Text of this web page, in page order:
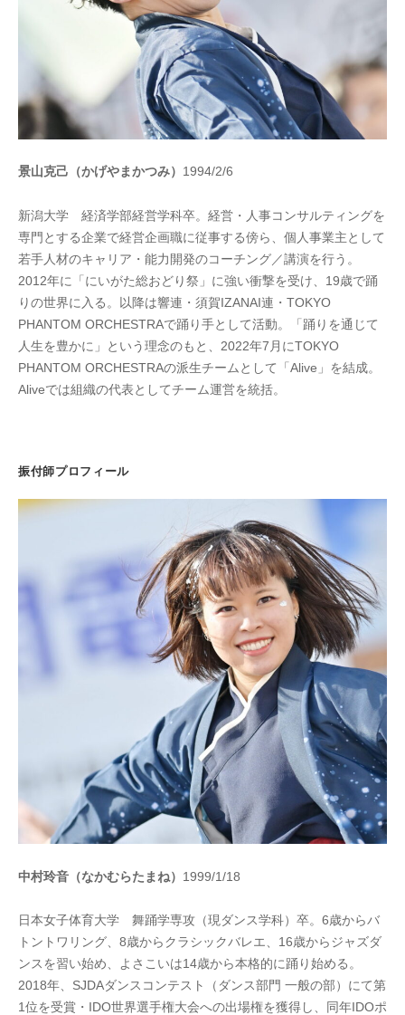
景山克己（かげやまかつみ） 1994/2/6
新潟大学 経済学部経営学科卒。経営・人事コンサルティングを
専門とする企業で経営企画職に従事する傍ら、個人事業主として
若手人材のキャリア・能力開発のコーチング／講演を行う。
2012年に「にいがた総おどり祭」に強い衝撃を受け、19歳で踊
りの世界に入る。以降は響連・須賀IZANAI連・TOKYO
PHANTOM ORCHESTRAで踊り手として活動。「踊りを通じて
人生を豊かに」という理念のもと、2022年7月にTOKYO
PHANTOM ORCHESTRAの派生チームとして「Alive」を結成。
Aliveでは組織の代表としてチーム運営を統括。
振付師プロフィール
中村玲音（なかむらたまね） 1999/1/18
日本女子体育大学 舞踊学専攻（現ダンス学科）卒。6歳からバ
トントワリング、8歳からクラシックバレエ、16歳からジャズダ
ンスを習い始め、よさこいは14歳から本格的に踊り始める。
2018年、SJDAダンスコンテスト（ダンス部門 一般の部）にて第
1位を受賞・IDO世界選手権大会への出場権を獲得し、同年IDOポ